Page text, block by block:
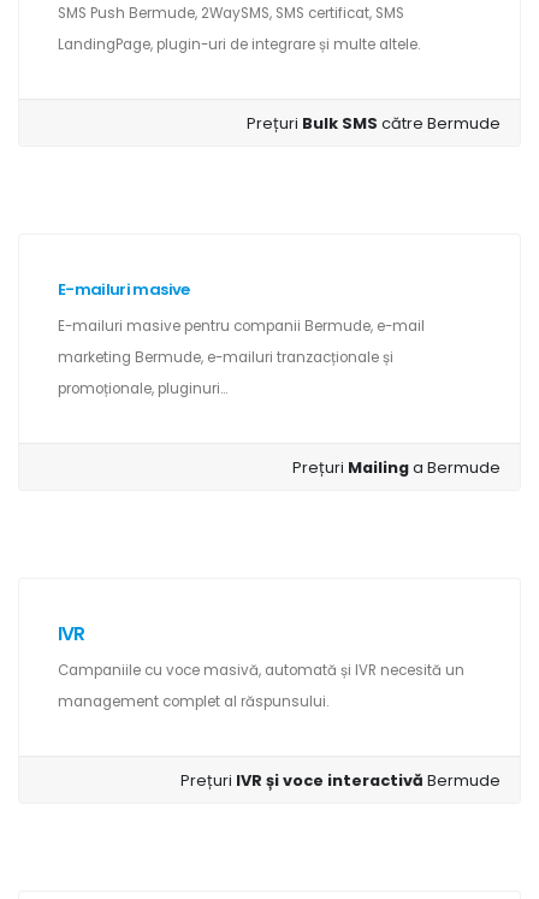
SMS Push Bermude, 2WaySMS, SMS certificat, SMS
LandingPage, plugin-uri de integrare și multe altele.
Prețuri Bulk SMScătre Bermude
E-mailuri masive
E-mailuri masive pentru companii Bermude, e-mail
marketing Bermude, e-mailuri tranzacționale și
promoționale, pluginuri...
Prețuri Mailinga Bermude
IVR
Campaniile cu voce masivă, automată și IVR necesită un
management complet al răspunsului.
Prețuri IVR și voce interactivăBermude